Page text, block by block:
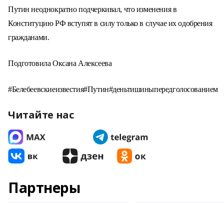
Путин неоднократно подчеркивал, что изменения в
Конституцию РФ вступят в силу только в случае их одобрения
гражданами.
Подготовила Оксана Алексеева
#Белебеевскиеизвестия#Путин#деньтишиныпередголосованием
Читайте нас
Партнеры